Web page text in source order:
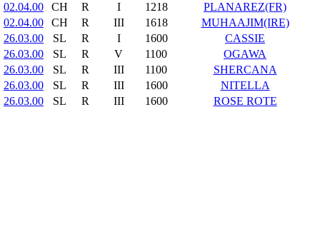
02.04.00
CH R I 1218
PLANAREZ(FR)
02.04.00
CH R III 1618
MUHAAJIM(IRE)
26.03.00
SL R I 1600
CASSIE
26.03.00
SL R V 1100
OGAWA
26.03.00
SL R III 1100
SHERCANA
26.03.00
SL R III 1600
NITELLA
26.03.00
SL R III 1600 ROSE ROTE